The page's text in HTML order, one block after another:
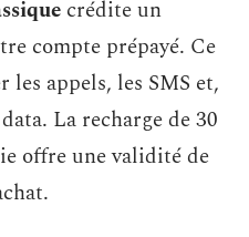
crédite un
compte prépayé. Ce
les appels, les SMS et,
La recharge de 30
offre une validité de